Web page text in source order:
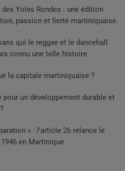
Yoles Rondes : une édition
passion et fierté martiniquaise.
qui le reggae et le dancehall
connu une telle histoire.
la capitale martiniquaise ?
un développement durable et
» : l’article 26 relance le
en Martinique